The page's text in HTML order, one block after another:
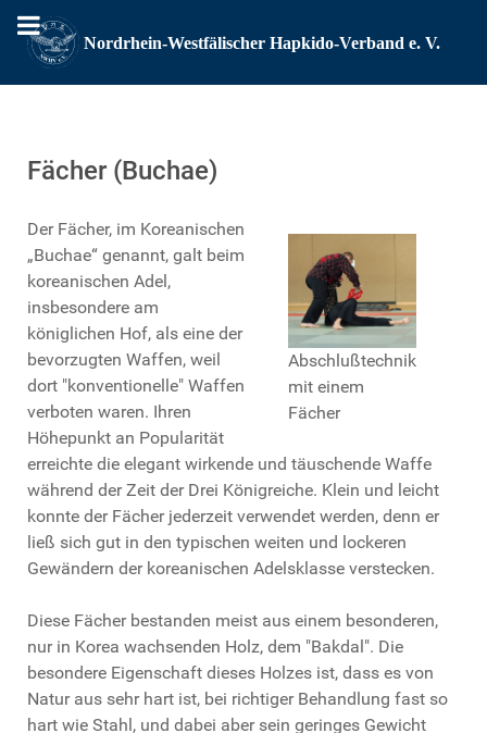
Fächer (Buchae)
Abschlußtechnik
mit einem
Fächer
Der Fächer, im Koreanischen
„Buchae“ genannt, galt beim
koreanischen Adel,
insbesondere am
königlichen Hof, als eine der
bevorzugten Waffen, weil
dort "konventionelle" Waffen
verboten waren. Ihren
Höhepunkt an Popularität
erreichte die elegant wirkende und täuschende Waffe
während der Zeit der Drei Königreiche. Klein und leicht
konnte der Fächer jederzeit verwendet werden, denn er
ließ sich gut in den typischen weiten und lockeren
Gewändern der koreanischen Adelsklasse verstecken.
Diese Fächer bestanden meist aus einem besonderen,
nur in Korea wachsenden Holz, dem "Bakdal". Die
besondere Eigenschaft dieses Holzes ist, dass es von
Natur aus sehr hart ist, bei richtiger Behandlung fast so
hart wie Stahl, und dabei aber sein geringes Gewicht